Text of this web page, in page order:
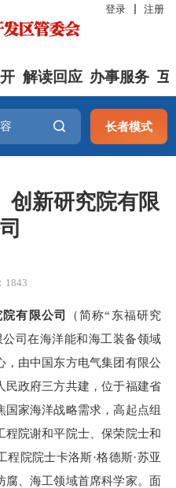
登录 注册
解读回应 办事服务 互
长者模式
创新研究院有限
1843
有限公司 （简称“东福研究
司在海洋能和海工装备领域
，由中国东方电气集团有限公
民政府三方共建，位于福建省
家海洋战略需求，高起点组
院谢和平院士、保荣院士和
院院士卡洛斯·格德斯·苏亚
腐、海工领域首席科学家。面